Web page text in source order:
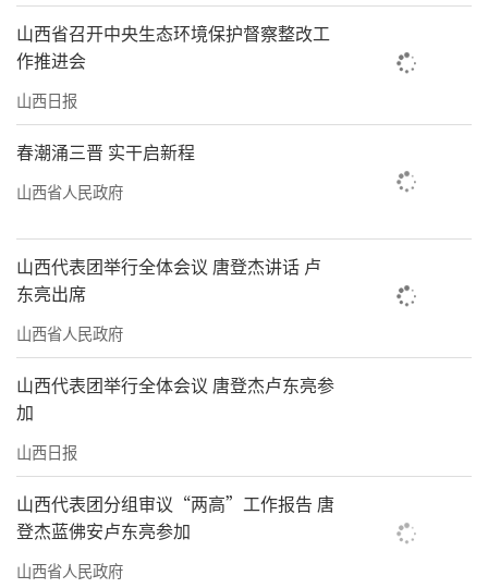
华民族共同体意识。深入挖掘石窟蕴含的各民
族交往交流交融的历史内涵，与国内高校和科
研机构共建中国石窟文化联合研究生院、云冈
学研究联盟，全力搭建学术研究平台。六年
来，出版学术专著27部，申报省级以上科研课
题71项，发表科研论文239篇，举办高规格学术
研讨会35场，扩大国际学术交流合作。云冈学
成为彰显中华文明多元一体、展现中华民族共
同体意识的显学，为中华文脉传承注入深厚学
术力量。
我们推动文旅融合，以活化之力绽放时代
光彩。打造国际一流文化旅游品牌，景区连年
跻身迈点MBI中国5A级景区百强排行榜前列，
2025年游客接待量突破528万人次，文旅产业高
质量发展势头强劲。开展研学社教、文化科普
活动，六年间共举办各类云冈文化艺术展52
山西省召开中央生态环境保护督察整改工
作推进会
山西日报
春潮涌三晋 实干启新程
山西省人民政府
山西代表团举行全体会议 唐登杰讲话 卢
东亮出席
山西省人民政府
山西代表团举行全体会议 唐登杰卢东亮参
加
山西日报
山西代表团分组审议“两高”工作报告 唐
登杰蓝佛安卢东亮参加
山西省人民政府